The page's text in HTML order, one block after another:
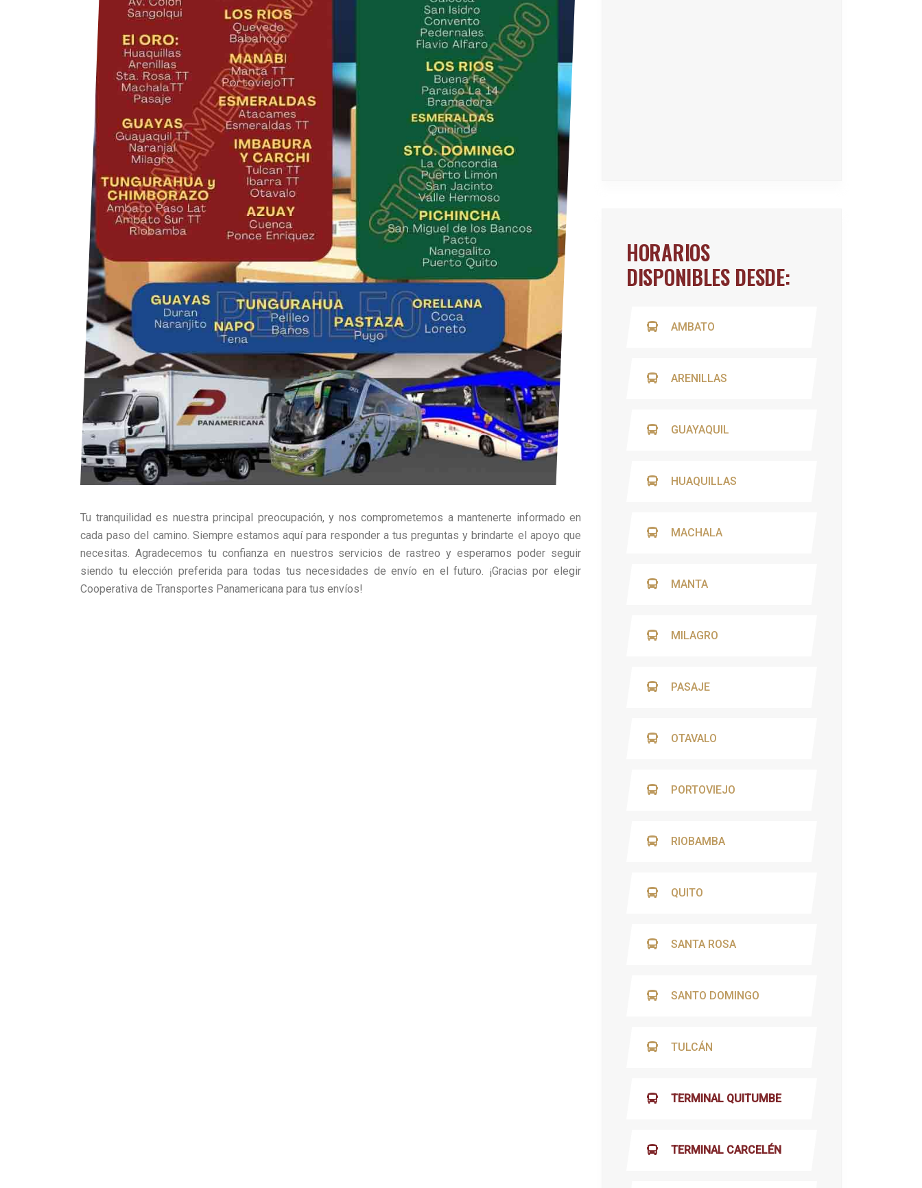
Tu tranquilidad es nuestra principal preocupación, y nos comprometemos a mantenerte informado en
cada paso del camino. Siempre estamos aquí para responder a tus preguntas y brindarte el apoyo que
necesitas. Agradecemos tu confianza en nuestros servicios de rastreo y esperamos poder seguir
siendo tu elección preferida para todas tus necesidades de envío en el futuro. ¡Gracias por elegir
Cooperativa de Transportes Panamericana para tus envíos!
HORARIOS
DISPONIBLES DESDE:
AMBATO
ARENILLAS
GUAYAQUIL
HUAQUILLAS
MACHALA
MANTA
MILAGRO
PASAJE
OTAVALO
PORTOVIEJO
RIOBAMBA
QUITO
SANTA ROSA
SANTO DOMINGO
TULCÁN
TERMINAL QUITUMBE
TERMINAL CARCELÉN